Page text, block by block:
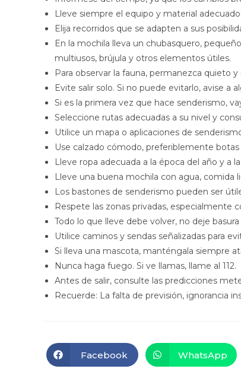
Lleve siempre el equipo y material
Elija recorridos que se adapten a sus
En la mochila lleva un chubasquero,
multiusos, brújula y otros elementos útiles.
Para observar la fauna, permanezca quieto
Evite salir solo. Si no puede evitarlo, avise a
Si es la primera vez que hace senderismo,
Seleccione rutas adecuadas a su nivel y
Utilice un mapa o aplicaciones de
Use calzado cómodo, preferiblemente
Lleve ropa adecuada a la época del año y a
Lleve una buena mochila con agua, comida
Los bastones de senderismo pueden ser
Respete las zonas privadas, especialmente
Todo lo que lleve debe volver, no deje
Utilice caminos y sendas señalizadas para
Si lleva una mascota, manténgala siempre
Nunca haga fuego. Si ve llamas, llame al 112.
Antes de salir, consulte las predicciones
Recuerde: La falta de previsión, ignorancia
Facebook WhatsApp